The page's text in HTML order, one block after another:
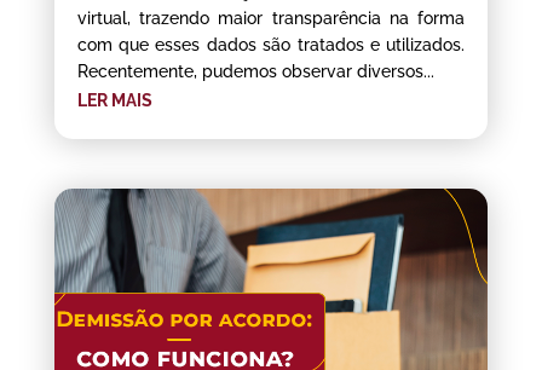
virtual, trazendo maior transparência na forma
com que esses dados são tratados e utilizados.
Recentemente, pudemos observar diversos...
LER MAIS